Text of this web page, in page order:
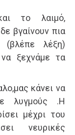
το λαιμό,
βγαίνουν πια
λέξη)
ξεχνάμε τα
κάνει να
λυγμούς .Η
μέχρι του
νευρικές